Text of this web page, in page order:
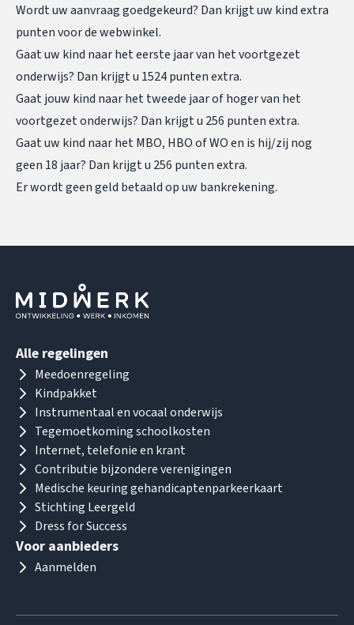
Wordt uw aanvraag goedgekeurd? Dan krijgt uw kind extra
punten voor de webwinkel.
Gaat uw kind naar het eerste jaar van het voortgezet
onderwijs? Dan krijgt u 1524 punten extra.
Gaat jouw kind naar het tweede jaar of hoger van het
voortgezet onderwijs? Dan krijgt u 256 punten extra.
Gaat uw kind naar het MBO, HBO of WO en is hij/zij nog
geen 18 jaar? Dan krijgt u 256 punten extra.
Er wordt geen geld betaald op uw bankrekening.
Alle regelingen
Meedoenregeling
Kindpakket
Instrumentaal en vocaal onderwijs
Tegemoetkoming schoolkosten
Internet, telefonie en krant
Contributie bijzondere verenigingen
Medische keuring gehandicaptenparkeerkaart
Stichting Leergeld
Dress for Success
Voor aanbieders
Aanmelden